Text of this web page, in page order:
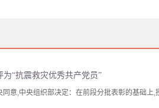
为“抗震救灾优秀共产党员”
同意,中央组织部决定：在前段分批表彰的基础